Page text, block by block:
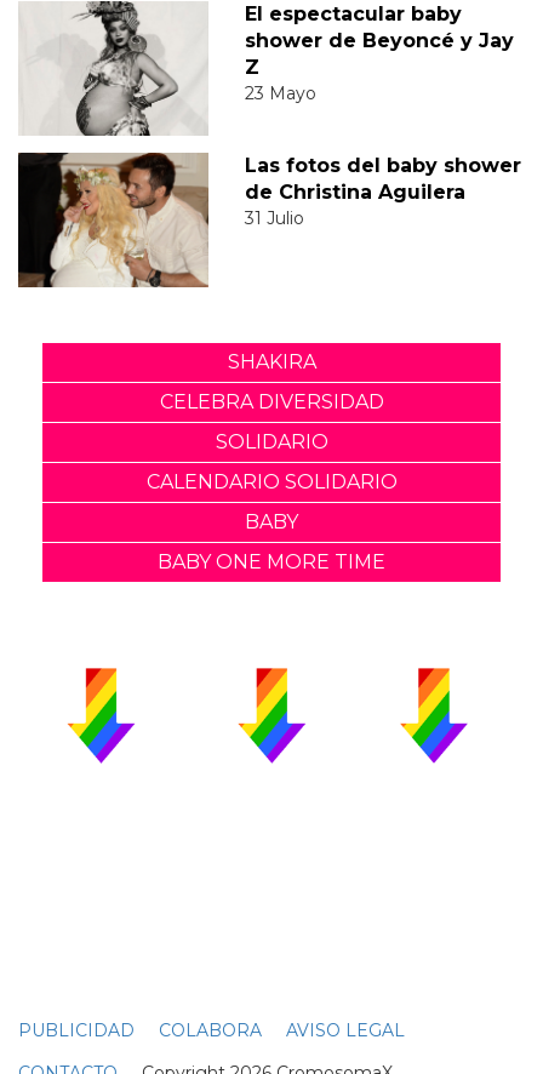
El espectacular baby
shower de Beyoncé y Jay
Z
23 Mayo
Las fotos del baby shower
de Christina Aguilera
31 Julio
SHAKIRA
CELEBRA DIVERSIDAD
SOLIDARIO
CALENDARIO SOLIDARIO
BABY
BABY ONE MORE TIME
PUBLICIDAD COLABORA
AVISO LEGAL